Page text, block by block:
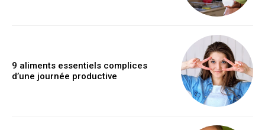
9 aliments essentiels complices
d’une journée productive